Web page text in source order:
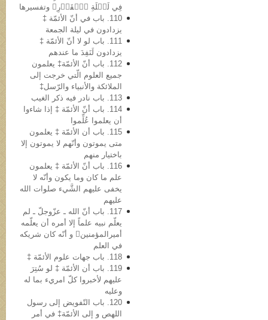
فِي لَيۡلَةِ ٱلۡقَدۡرِ﴾ وتفسیرها
110. باب في أنّ الأئمّة ‡
یزدادون في لیلة الجمعة
111. باب لو لا أنّ الأئمّة ‡
یزدادون لَنَفِدَ ما عندهم
112. باب أنّ الأئمّة‡ یعلمون
جمیع العلوم الّتي خرجت إلى
الملائکة والأنبیاء والرّسل‡
113. باب نادر فیه ذکر الغیب
114. باب أنّ الأئمّة ‡ إذا شاءوا
أن یعلموا عُلِّموا
115. باب أن الأئمّة ‡ یعلمون
متی یموتون وأنّهم لا یموتون إلا
باختیار منهم
116. باب أنّ الأئمّة ‡ یعلمون
علم ما کان وما یکون وأنّه لا
یخفی علیهم الشَّيء صلوات الله
علیهم
117. باب أنّ الله ـ عزّوجلّ ـ لم
یعلّم نبیه علماً إلا أمره أن یعلّمه
أمیرالمؤمنین و أنّه کان شریکه
في العلم
118. باب جهات علوم الأئمّة ‡
119. باب أن الأئمّة ‡ لو سُتِرَ
علیهم لأخبروا کلّ امريء بما له
وعلیه
120. باب التّفویض إلی رسول
اللهص و إلی الأئمّة‡ في أمر